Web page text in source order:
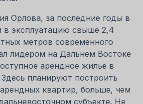
Орлова, за последние годы в
в эксплуатацию свыше 2,4
метров современного
лидером на Дальнем Востоке
арендное жильё в
планируют построить
квартир, больше, чем
субъекте. Не